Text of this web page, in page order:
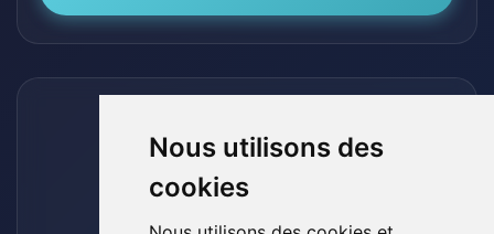
Nous utilisons des
cookies